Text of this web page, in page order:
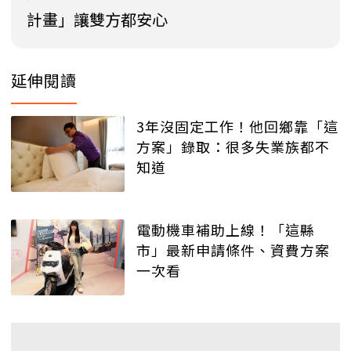
計畫」讓雙方都安心
延伸閱讀
3年沒固定工作！他回鄉靠「這
方案」錄取：很多失業族都不
知道
電動機車補助上線！「這縣
市」最新申請條件、資費方案
一次看